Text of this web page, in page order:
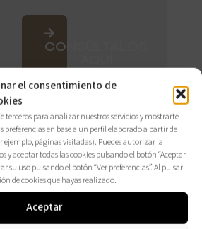
el consentimiento de
terceros para analizar nuestros servicios y mostrarte
en base a un perfil elaborado a partir de
páginas visitadas). Puedes autorizar la
y aceptar todas las cookies pulsando el botón “Aceptar
su uso pulsando el botón “Ver preferencias”. Al pulsar
de cookies que hayas realizado.
Aceptar
CONSÚLTALOS